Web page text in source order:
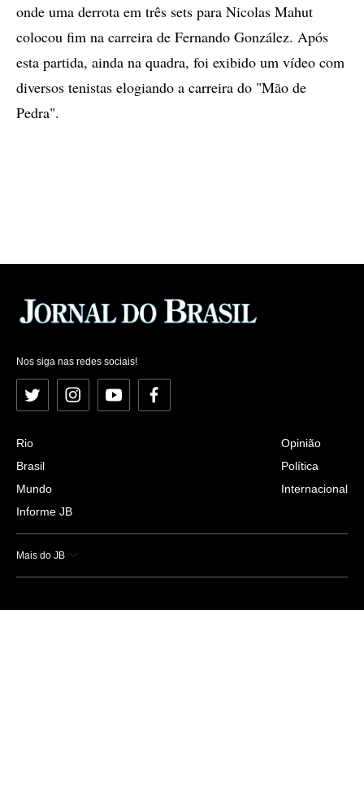
onde uma derrota em três sets para Nicolas Mahut
colocou fim na carreira de Fernando González. Após
esta partida, ainda na quadra, foi exibido um vídeo com
diversos tenistas elogiando a carreira do "Mão de
Pedra".
Nos siga nas redes sociais!
Twitter InstagramYouTubeFacebook
Rio
Brasil
Mundo
Informe JB
Opinião
Política
Internacional
Mais do JB
Esportes